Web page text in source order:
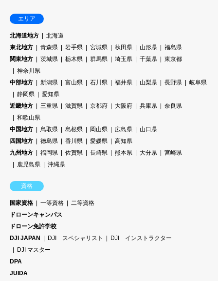
エリア
北海道地方
北海道
東北地方
青森県 岩手県 宮城県 秋田県 山形県
福島県
関東地方
茨城県 栃木県 群馬県 埼玉県 千葉県
東京都
神奈川県
中部地方
新潟県 富山県 石川県 福井県 山梨県 長野県
岐阜県
静岡県
愛知県
近畿地方
三重県 滋賀県 京都府 大阪府 兵庫県
奈良県
和歌山県
中国地方
鳥取県 島根県 岡山県 広島県
山口県
四国地方
徳島県 香川県 愛媛県
高知県
九州地方
福岡県 佐賀県 長崎県 熊本県 大分県
宮崎県
鹿児島県
沖縄県
資格
国家資格 一等資格
二等資格
ドローンキャンパス
ドローン免許学校
DJI JAPAN
DJI スペシャリスト
DJI インストラクター
DJI マスター
DPA
JUIDA